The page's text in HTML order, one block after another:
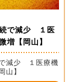
続で減少 １医
増【岡山】
で減少 １医療機
山】